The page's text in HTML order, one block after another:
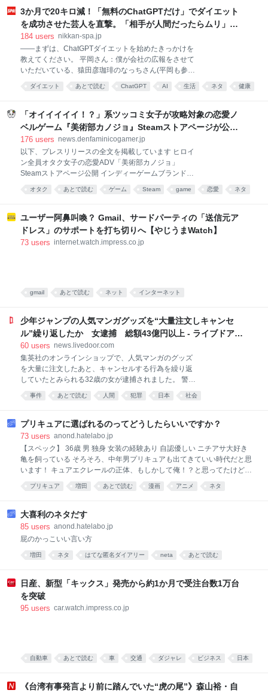
し合わせたことだ。 このたった一つの仕組みで、キャ
ラクターの魅力も、戦略も、作品の厚みまでも成立さ
せてしまった。 敵として攻略し、味方として好きにな
ダーの中でB級ランク戦が行われる。 トリガーの仕組
み上、本当に命を落とすことはない。だが、昇格を懸
けた試合では、全員が本気で相手を倒しにいく。 この
構造が、とてつもなく優秀だ。 普通のバトル漫画で
なのか」を知っ
3か月で20キロ減！「無料のChatGPTだけ」でダイエット
を成功させた芸人を直撃。「相手が人間だったらムリ」な
減量メソッドに驚き | 日刊SPA!
184 users nikkan-spa.jp
――まずは、ChatGPTダイエットを始めたきっかけを
教えてください。 平岡さん：僕が会社の広報をさせて
いただいている、猿田彦珈琲のなっちさん(平岡も参加
している猿田彦珈琲のランニング部のメンバー)に勧め
られたんです。 「体調管理にChatGPTを使うの、平岡
始めました。僕、なっちさんに言われたことは全部や
ると決めているので。 ただ、それまで生成AIを触った
ことがほとんどなかったんですよね。 だから最初は半
気持ちでした。 ――ChatGPTとは、どんなやり取りか
ら始まったんですか。 平岡さん：身長や体重に運動習
慣についてとか、けっこう細かい基本情報と、「3ヶ
月で10キロ減」という目標を伝えました。その時に、
ダイエット あとで読む ChatGPT AI 生活 ネタ 健康
「オイイイイイ！？」系ツッコミ女子が攻略対象の恋愛ノ
ベルゲーム『美術部カノジョ』Steamストアページが公
開。「お前らーそろそろ自重しろー？＾＾」暗黒微笑の夢
女子や、萌え声不思議ちゃん女子と青春を謳歌
176 users news.denfaminicogamer.jp
以下、プレスリリースの全文を掲載しています ヒロイ
ン全員オタク女子の恋愛ADV「美術部カノジョ」
Steamストアページ公開 インディーゲームブランド
ARTODRIAは、2027年発売予定の恋愛ビジュアルノベ
ルゲーム『美術部カノジョ -Girlfailure Art Club-』につ
ト登録の受付を開始しました。あわせて、本作初とな
るティザーPVを公開しています。 ■ゲームの概要 「美
術部カノジョ-Girlfailure Art club-」は、ヒロイン全員
2027年にPC（Steam）で発売予定です。 Steamスト
オタク あとで読む ゲーム Steam game 恋愛 ネタ
ユーザー阿鼻叫喚？ Gmail、サードパーティの「送信元ア
ドレス」のサポートを打ち切りへ【やじうまWatch】
73 users internet.watch.impress.co.jp
gmail あとで読む ネット インターネット
少年ジャンプの人気マンガグッズを“大量注文しキャンセ
ル”繰り返したか 女逮捕 総額43億円以上 - ライブドアニ
ュース
60 users news.livedoor.com
集英社のオンラインショップで、人気マンガのグッズ
を大量に注文したあと、キャンセルする行為を繰り返
していたとみられる32歳の女が逮捕されました。 警視
庁によりますと、吉田麻祐容疑者は2024年から去年に
かけて、集英社のオンラインショップで注文した、の
などの代金を支払わず大量にキャンセルしたことで、
業務を妨害した疑いがもたれています。 集英社により
ますと、吉田容疑者は238個のアカウントから注文を
繰り返し、キャンセルした商品の総額は、43億円以上
にのぼるということです。調べに対し吉田容疑者は容
求が満たされた」と供述しているということです。
事件 あとで読む 人間 犯罪 日本 社会
プリキュアに選ばれるのってどうしたらいいですか？
73 users anond.hatelabo.jp
【スペック】 36歳 男 独身 女装の経験あり 自認優しい ニチアサ大好き
亀を飼っている そろそろ、中年男プリキュアも出てきていい時代だと思
います！ キュアエクレールの正体、もしかして俺！？と思ってたけど違
いました 早く選ばれたいよ！
プリキュア 増田 あとで読む 漫画 アニメ ネタ
大喜利のネタだす
85 users anond.hatelabo.jp
屁のかっこいい言い方
増田 ネタ はてな匿名ダイアリー neta あとで読む
日産、新型「キックス」発売から約1か月で受注台数1万台
を突破
95 users car.watch.impress.co.jp
自動車 あとで読む 車 交通 ダジャレ ビジネス 日本
《台湾有事発言より前に踏んでいた“虎の尾”》森山裕・自